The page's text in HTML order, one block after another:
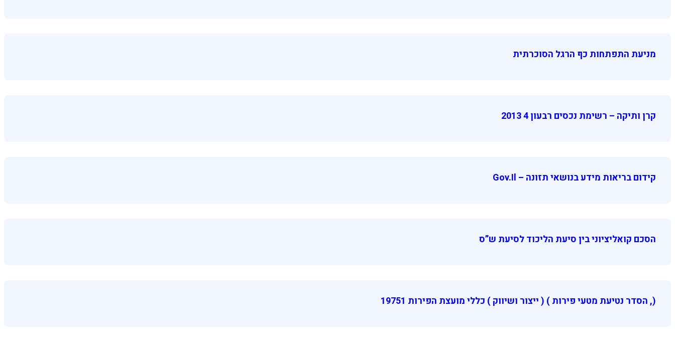
מניעת התפתחות כף הרגל הסוכרתית
קרן ותיקה – רשימת נכסים רבעון 4 2013
קידום בריאות מידע בנושאי תזונה – Gov.il
הסכם קואליציוני בין סיעת הליכוד לסיעת ש”ס
(, הסדר נטיעת מטעי פירות ) ( ייצור ושיווק ) כללי מועצת הפירות 19751